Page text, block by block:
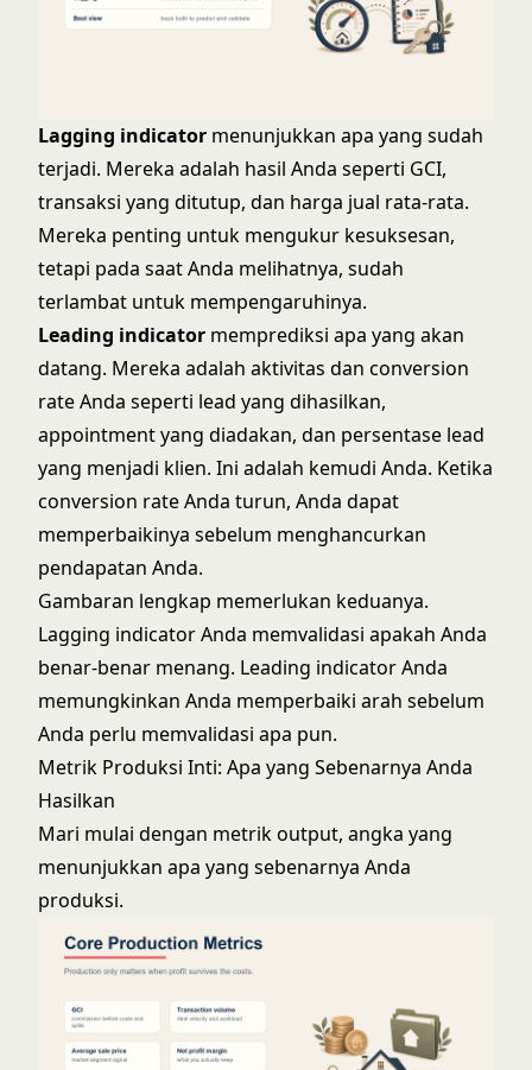
Lagging indicator menunjukkan apa yang sudah
terjadi. Mereka adalah hasil Anda seperti GCI,
transaksi yang ditutup, dan harga jual rata-rata.
Mereka penting untuk mengukur kesuksesan,
tetapi pada saat Anda melihatnya, sudah
terlambat untuk mempengaruhinya.
Leading indicator memprediksi apa yang akan
datang. Mereka adalah aktivitas dan conversion
rate Anda seperti lead yang dihasilkan,
appointment yang diadakan, dan persentase lead
yang menjadi klien. Ini adalah kemudi Anda. Ketika
conversion rate Anda turun, Anda dapat
memperbaikinya sebelum menghancurkan
pendapatan Anda.
Gambaran lengkap memerlukan keduanya.
Lagging indicator Anda memvalidasi apakah Anda
benar-benar menang. Leading indicator Anda
memungkinkan Anda memperbaiki arah sebelum
Anda perlu memvalidasi apa pun.
Metrik Produksi Inti: Apa yang Sebenarnya Anda
Hasilkan
Mari mulai dengan metrik output, angka yang
menunjukkan apa yang sebenarnya Anda
produksi.